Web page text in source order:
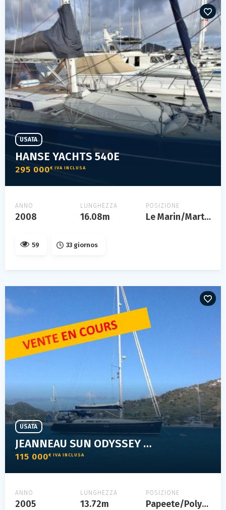
HANSE YACHTS 540E
295 000€ IVA INCLUSA
USATA
ANNO
2008
LUNGHEZZA
16.08m
POSIZIONE
Le Marin/Martinique
59 33 giornos
JEANNEAU SUN ODYSSEY 45
115 000€ IVA INCLUSA
USATA
ANNO
2005
LUNGHEZZA
13.72m
POSIZIONE
Papeete/Polynésie Française